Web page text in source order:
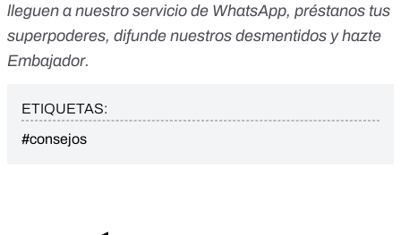
lleguen a nuestro servicio de WhatsApp, préstanos tus
superpoderes, difunde nuestros desmentidos yhazte
Embajador.
ETIQUETAS:
#consejos